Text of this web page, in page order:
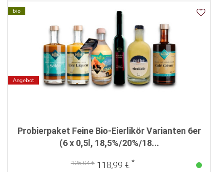
bio
Angebot
Probierpaket Feine Bio-Eierlikör Varianten 6er
(6 x 0,5l, 18,5%/20%/18...
125,04 €118,99 € *